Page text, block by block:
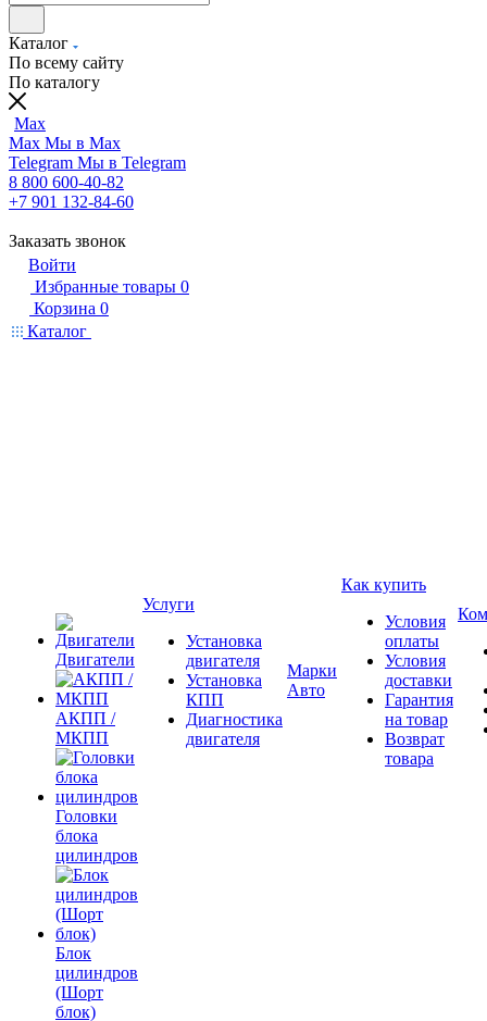
Каталог
По всему сайту
По каталогу
Max
Max Мы в Max
Telegram Мы в Telegram
8 800 600-40-82
+7 901 132-84-60
Заказать звонок
Войти
Избранные товары 0
Корзина 0
Каталог
Двигатели
АКПП /
МКПП
Головки
блока
цилиндров
Блок
цилиндров
(Шорт
блок)
Услуги
Установка
двигателя
Установка
КПП
Диагностика
двигателя
Марки
Авто
Как купить
Условия
оплаты
Условия
доставки
Гарантия
на товар
Возврат
товара